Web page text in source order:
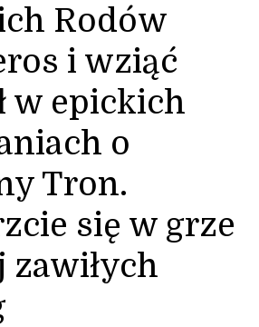
Rodów
i wziąć
w epickich
o
Tron.
się w grze
zawiłych